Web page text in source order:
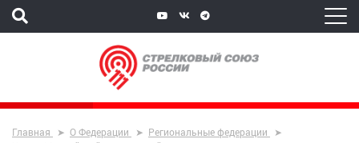
Главная О Федерации
Региональные федерации